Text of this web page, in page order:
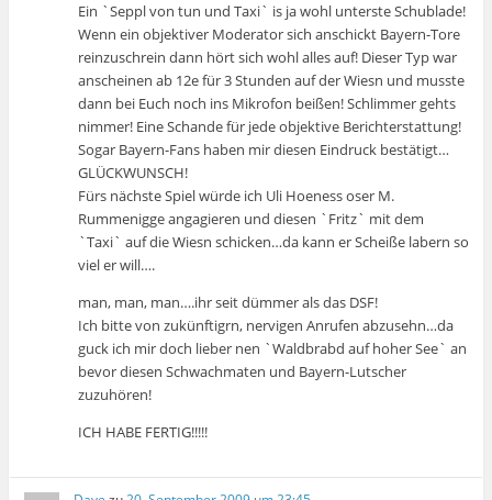
Ein `Seppl von tun und Taxi` is ja wohl unterste Schublade!
Wenn ein objektiver Moderator sich anschickt Bayern-Tore
reinzuschrein dann hört sich wohl alles auf! Dieser Typ war
anscheinen ab 12e für 3 Stunden auf der Wiesn und musste
dann bei Euch noch ins Mikrofon beißen! Schlimmer gehts
nimmer! Eine Schande für jede objektive Berichterstattung!
Sogar Bayern-Fans haben mir diesen Eindruck bestätigt…
GLÜCKWUNSCH!
Fürs nächste Spiel würde ich Uli Hoeness oser M.
Rummenigge angagieren und diesen `Fritz` mit dem
`Taxi` auf die Wiesn schicken…da kann er Scheiße labern so
viel er will….
man, man, man….ihr seit dümmer als das DSF!
Ich bitte von zukünftigrn, nervigen Anrufen abzusehn…da
guck ich mir doch lieber nen `Waldbrabd auf hoher See` an
bevor diesen Schwachmaten und Bayern-Lutscher
zuzuhören!
ICH HABE FERTIG!!!!!